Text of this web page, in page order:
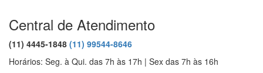
Central de Atendimento
(11) 4445-1848 (11) 99544-8646
Horários: Seg. à Qui. das 7h às 17h | Sex das 7h às 16h